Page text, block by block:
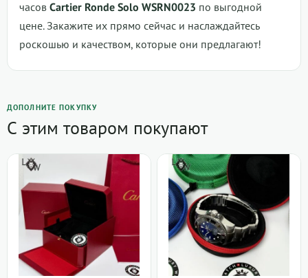
часов Cartier Ronde Solo WSRN0023 по выгодной
цене. Закажите их прямо сейчас и наслаждайтесь
роскошью и качеством, которые они предлагают!
ДОПОЛНИТЕ ПОКУПКУ
С этим товаром покупают